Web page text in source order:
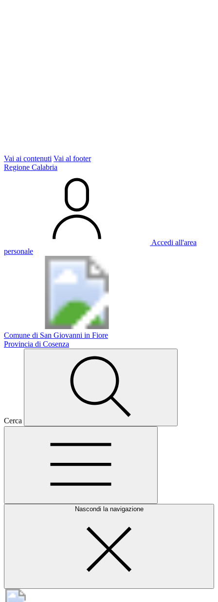
Vai ai contenuti Vai al footer
Regione Calabria
Accedi all'area
personale
Comune di San Giovanni in Fiore
Provincia di Cosenza
Cerca
Nascondi la navigazione